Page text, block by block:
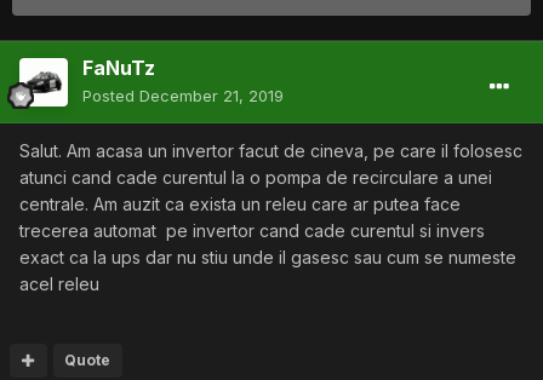
FaNuTz
Posted December 21, 2019
Salut. Am acasa un invertor facut de cineva, pe care il folosesc
atunci cand cade curentul la o pompa de recirculare a unei
centrale. Am auzit ca exista un releu care ar putea face
trecerea automat pe invertor cand cade curentul si invers
exact ca la ups dar nu stiu unde il gasesc sau cum se numeste
acel releu
Quote